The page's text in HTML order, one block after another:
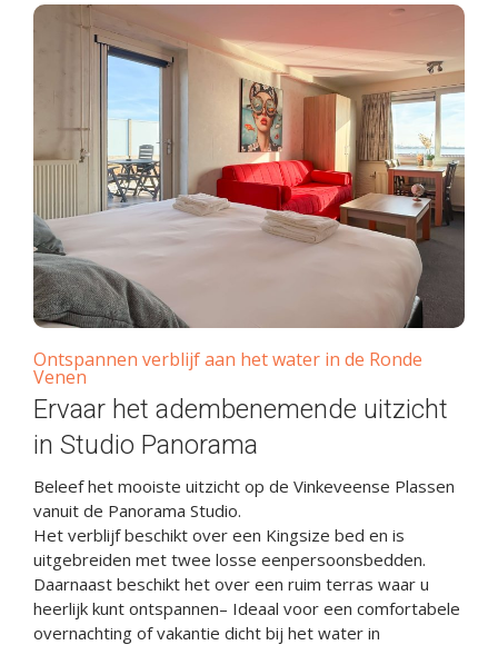
Ontspannen verblijf aan het water in de Ronde
Venen
Ervaar het adembenemende uitzicht
in Studio Panorama
Beleef het mooiste uitzicht op de Vinkeveense Plassen
vanuit de Panorama Studio.
Het verblijf beschikt over een Kingsize bed en is
uitgebreiden met twee losse eenpersoonsbedden.
Daarnaast beschikt het over een ruim terras waar u
heerlijk kunt ontspannen– Ideaal voor een comfortabele
overnachting of vakantie dicht bij het water in